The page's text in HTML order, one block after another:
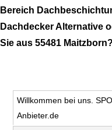
Bereich
Dachdecker Alternative
Sie aus 55481
Willkommen bei uns.
Anbieter.de